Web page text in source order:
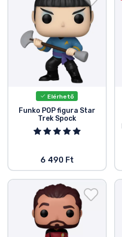
Elérhető
Funko POP figura Star
Trek Spock
6 490 Ft